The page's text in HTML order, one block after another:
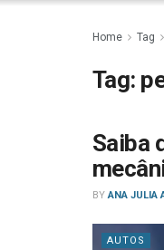
Home Tag
Tag:
Saiba
BY ANA JULIA
AUTOS